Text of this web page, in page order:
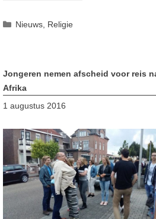
Categorieën
Nieuws Religie
Jongeren nemen afscheid voor reis
Afrika
1 augustus 2016